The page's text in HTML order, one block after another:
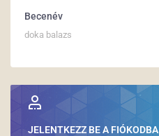
Becenév
doka balazs
JELENTKEZZ BE A FIÓKODBA